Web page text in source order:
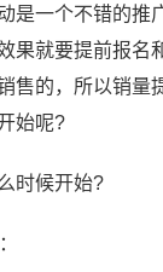
是一个不错的推
果就要提前报名
售的，所以销量
始呢?
时候开始?